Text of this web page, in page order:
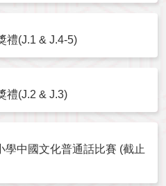
禮(J.1 & J.4-5)
禮(J.2 & J.3)
學中國文化普通話比賽 (截止